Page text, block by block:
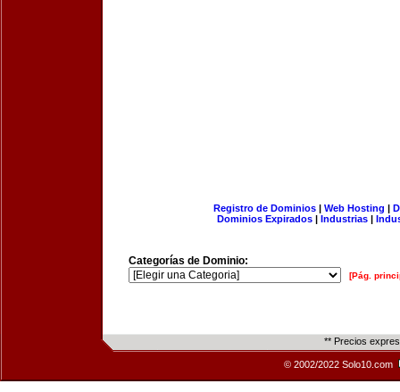
Registro de Dominios| Web Hosting |
Dominios Expirados | Industrias |
Categorías de Dominio:
[Pág.
** Precios
© 2002/2022 Solo10.com